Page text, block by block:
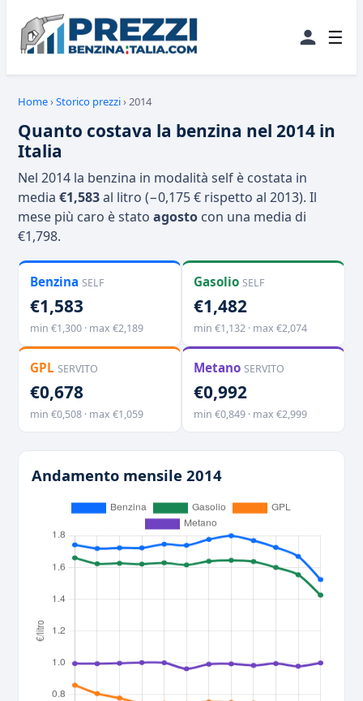
☰
Home›Storico prezzi›2014
Quanto costava la benzina nel 2014 in
Italia
Nel 2014 la benzina in modalità self è costata in
media €1,583al litro (−0,175 € rispetto al 2013). Il
mese più caro è stato agosto con una media di
€1,798.
Benzina SELF
€1,583
min €1,300 · max €2,189
Gasolio SELF
€1,482
min €1,132 · max €2,074
GPL SERVITO
€0,678
min €0,508 · max €1,059
Metano SERVITO
€0,992
min €0,849 · max €2,999
Andamento mensile 2014